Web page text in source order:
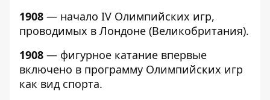
1908 — начало IV Олимпийских игр,
проводимых в Лондоне (Великобритания).
1908 — фигурное катание впервые
включено в программу Олимпийских игр
как вид спорта.